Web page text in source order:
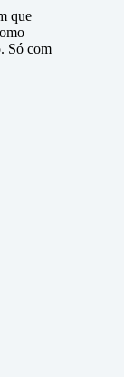
que
Só com